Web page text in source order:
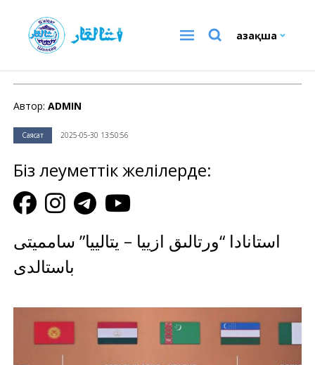
Қазақша
Автор: ADMIN
Саясат 2025-05-30 13:50:56
Біз әлеуметтік желілерде:
استانادا “ورتالىق ازييا – يتالييا” سامميتى
باستالدى